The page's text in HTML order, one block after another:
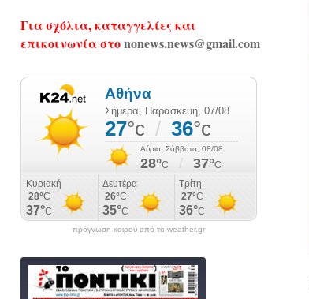
Για σχόλια, καταγγελίες και
επικοινωνία στοnonews.news@gmail.com
πρόγνωση καιρού από το weather.gr